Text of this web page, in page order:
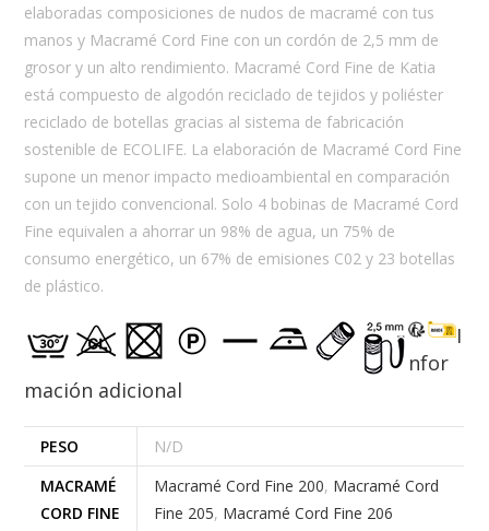
elaboradas composiciones de nudos de macramé con tus
manos y Macramé Cord Fine con un cordón de 2,5 mm de
grosor y un alto rendimiento. Macramé Cord Fine de Katia
está compuesto de algodón reciclado de tejidos y poliéster
reciclado de botellas gracias al sistema de fabricación
sostenible de ECOLIFE. La elaboración de Macramé Cord Fine
supone un menor impacto medioambiental en comparación
con un tejido convencional. Solo 4 bobinas de Macramé Cord
Fine equivalen a ahorrar un 98% de agua, un 75% de
consumo energético, un 67% de emisiones C02 y 23 botellas
de plástico.
I
nfor
mación adicional
PESO
N/D
MACRAMÉ
CORD FINE
Macramé Cord Fine 200, Macramé Cord
Fine 205, Macramé Cord Fine 206